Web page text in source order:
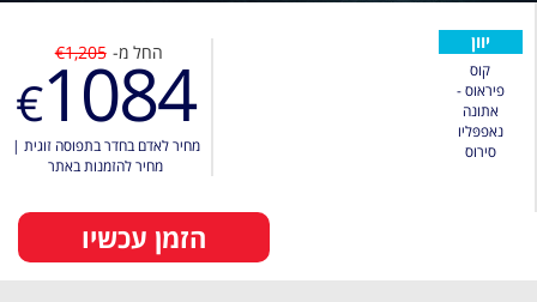
יוון
קוס
פיראוס -
אתונה
נאפפּליו
סירוס
החל מ- €1,205
€1084
מחיר לאדם בחדר בתפוסה זוגית |
מחיר להזמנות באתר
הזמן עכשיו